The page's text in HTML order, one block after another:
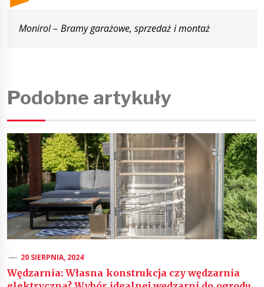
Monirol – Bramy garażowe, sprzedaż i montaż
Podobne artykuły
20 SIERPNIA, 2024
Wędzarnia: Własna konstrukcja czy wędzarnia